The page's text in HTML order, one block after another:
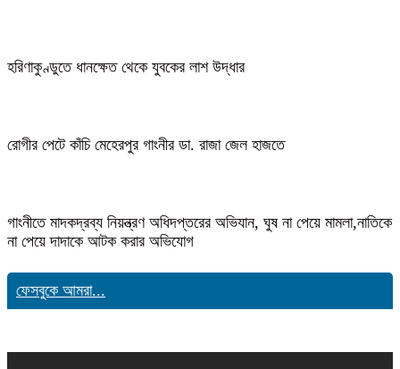
হরিণাকুণ্ডুতে ধানক্ষেত থেকে যুবকের লাশ উদ্ধার
রোগীর পেটে কাঁচি মেহেরপুর গাংনীর ডা. রাজা জেল হাজতে
গাংনীতে মাদকদ্রব্য নিয়ন্ত্রণ অধিদপ্তরের অভিযান, ঘুষ না পেয়ে মামলা,নাতিকে
না পেয়ে দাদাকে আটক করার অভিযোগ
ফেসবুকে আমরা...